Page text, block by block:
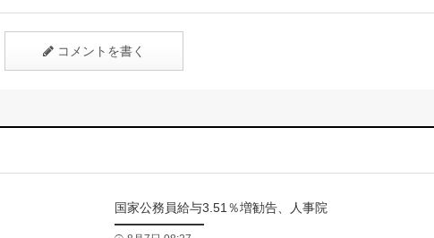
コメントを書く
国家公務員給与3.51％増勧告、人事院